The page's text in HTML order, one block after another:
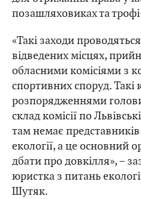
позашляховиках та
«Такі заходи
відведених місцях,
обласними комісіями з
спортивних споруд. Такі
розпорядженнями
склад комісії по
там немає
екології, а це основний
дбати про довкілля», –
юристка з питань
Шутяк.